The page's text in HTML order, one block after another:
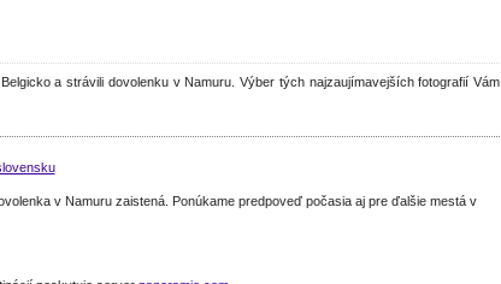
a strávili dovolenku v Namuru. Výber tých najzaujímavejších fotografií Vám
v Namuru zaistená. Ponúkame predpoveď počasia aj pre ďalšie mestá v